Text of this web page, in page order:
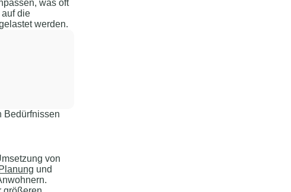
was oft
die
werden.
Bedürfnissen
von
Planung und